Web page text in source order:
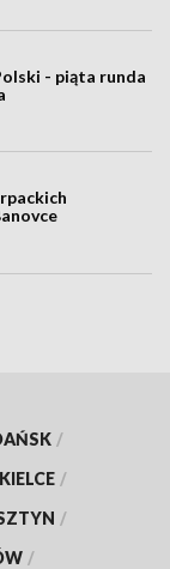
- piąta runda
/
KIELCE /
/
/